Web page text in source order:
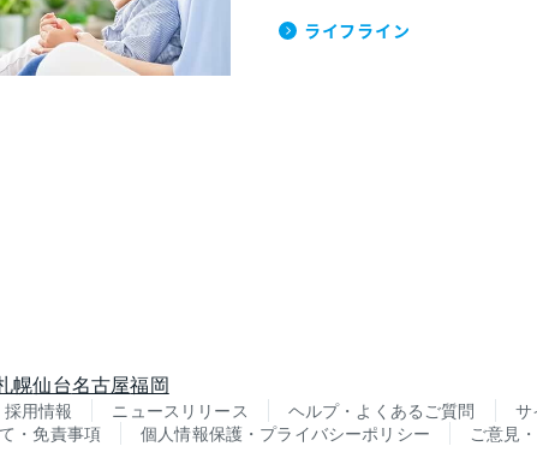
ライフライン
幌仙台名古屋福岡
採用情報 ニュースリリース ヘルプ・よくあるご質問 サ
・免責事項
個人情報保護・プライバシーポリシー ご意見